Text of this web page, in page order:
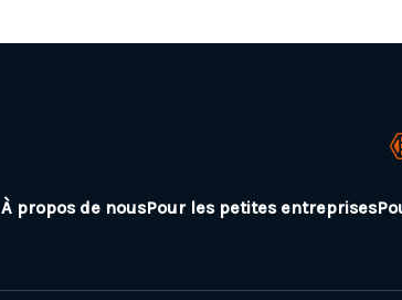
À propos de nousPour les petites entreprises